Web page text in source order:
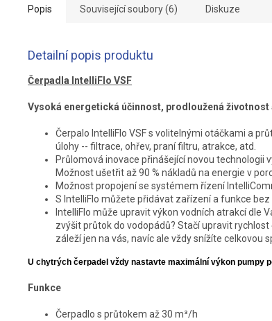
Popis Související soubory (6) Diskuze
Detailní popis produktu
Čerpadla IntelliFlo VSF
Vysoká energetická účinnost, prodloužená životnost
Čerpalo IntelliFlo VSF s volitelnými otáčkami a
úlohy -- filtrace, ohřev, praní filtru, atrakce, atd.
Průlomová inovace přinášející novou technologii
Možnost ušetřit až 90 % nákladů na energie v
Možnost propojení se systémem řízení
S IntelliFlo můžete přidávat zařízení a funkce bez
IntelliFlo může upravit výkon vodních atrakcí dle
zvýšit průtok do vodopádů? Stačí upravit
záleží jen na vás, navíc ale vždy snížíte celkovou
U chytrých čerpadel vždy nastavte maximální výkon pumpy
Funkce
Čerpadlo s průtokem až 30 m³/h